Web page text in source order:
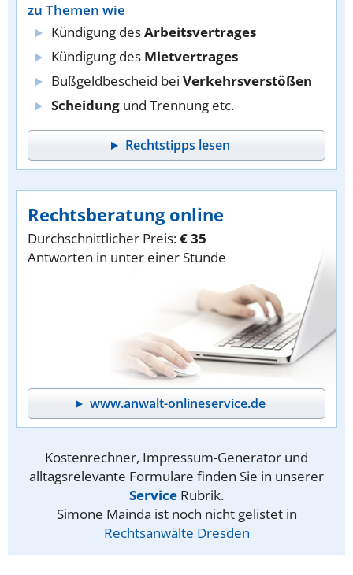
zu Themen wie
Kündigung desArbeitsvertrages
Kündigung des Mietvertrages
Bußgeldbescheid bei Verkehrsverstößen
Scheidung und Trennung etc.
Rechtstipps lesen
Rechtsberatung online
Durchschnittlicher Preis:€ 35
Antworten in unter einer Stunde
www.anwalt-onlineservice.de
Kostenrechner, Impressum-Generator und
alltagsrelevante Formulare finden Sie in unserer
Service Rubrik.
Simone Mainda ist noch nicht gelistet in
Rechtsanwälte Dresden